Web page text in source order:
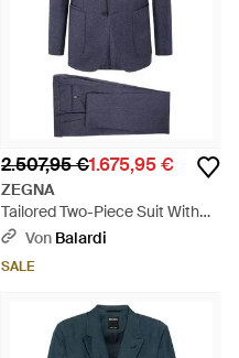
2.507,95 €1.675,95 €
ZEGNA
Tailored Two-Piece Suit With
Classic Notch Lapel - Blau
Von Balardi
SALE